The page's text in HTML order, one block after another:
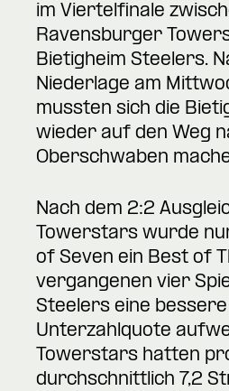
im Viertelfinale
Ravensburger
Bietigheim Steelers.
Niederlage am
mussten sich die
wieder auf den Weg
Oberschwaben
Nach dem 2:2
Towerstars wurde
of Seven ein Best of
vergangenen vier
Steelers eine
Unterzahlquote
Towerstars hatten
durchschnittlich 7,2